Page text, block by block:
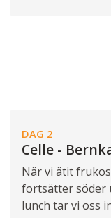
DAG 2
Celle -
När vi ätit
fortsätter söder
lunch tar vi oss